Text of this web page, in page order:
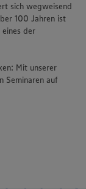
sich wegweisend
100 Jahren ist
eines der
Mit unserer
Seminaren auf